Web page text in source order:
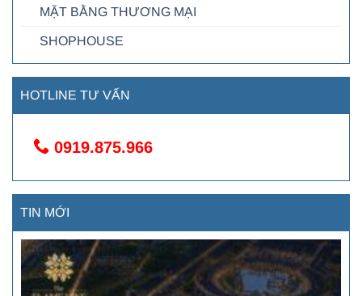
MẶT BẰNG THƯƠNG MẠI
SHOPHOUSE
HOTLINE TƯ VẤN
0919.875.966
TIN MỚI